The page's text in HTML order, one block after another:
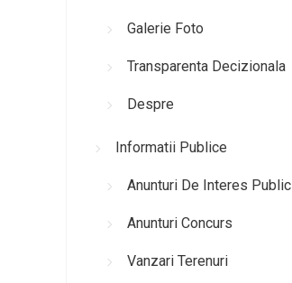
Galerie Foto
Transparenta Decizionala
Despre
Informatii Publice
Anunturi De Interes Public
Anunturi Concurs
Vanzari Terenuri